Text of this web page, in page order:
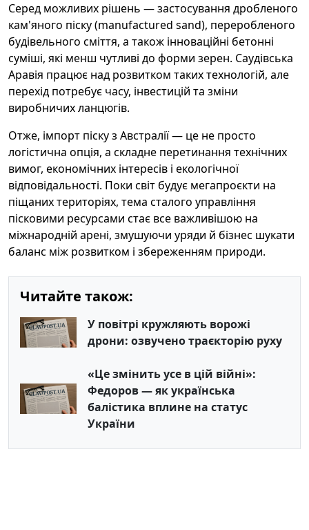
Серед можливих рішень — застосування дробленого
кам'яного піску (manufactured sand), переробленого
будівельного сміття, а також інноваційні бетонні
суміші, які менш чутливі до форми зерен. Саудівська
Аравія працює над розвитком таких технологій, але
перехід потребує часу, інвестицій та зміни
виробничих ланцюгів.
Отже, імпорт піску з Австралії — це не просто
логістична опція, а складне перетинання технічних
вимог, економічних інтересів і екологічної
відповідальності. Поки світ будує мегапроєкти на
піщаних територіях, тема сталого управління
пісковими ресурсами стає все важливішою на
міжнародній арені, змушуючи уряди й бізнес шукати
баланс між розвитком і збереженням природи.
Читайте також:
У повітрі кружляють ворожі
дрони: озвучено траєкторію руху
«Це змінить усе в цій війні»:
Федоров — як українська
балістика вплине на статус
України